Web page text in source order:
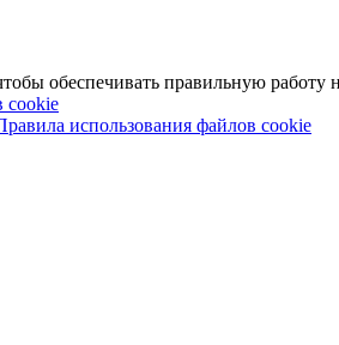
обеспечивать правильную работу
cookie
использования файлов cookie